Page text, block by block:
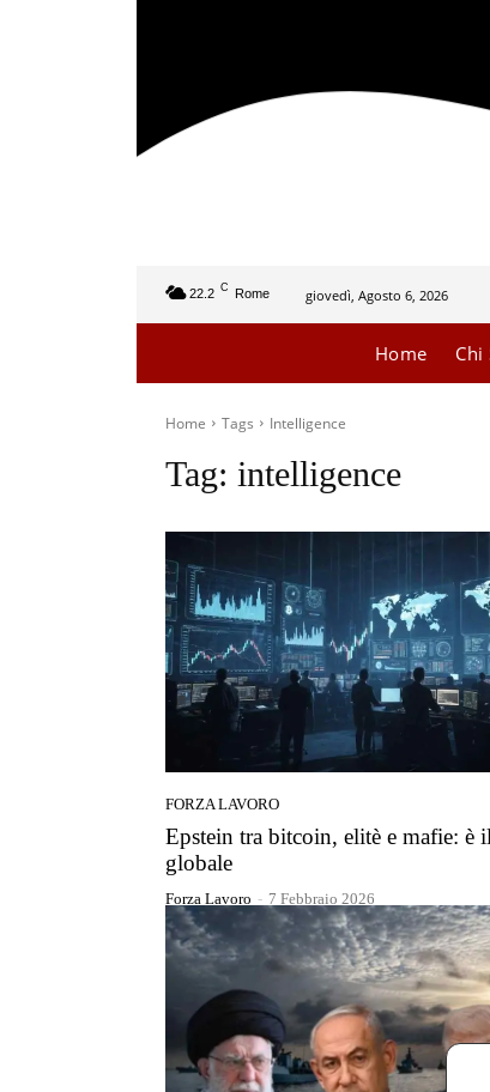
22.2 C Rome giovedì, Agosto 6, 2026
Home Chi
Home Tags Intelligence
Tag: intelligence
FORZA LAVORO
Epstein tra bitcoin, elitè e mafie: è
globale
Forza Lavoro - 7 Febbraio 2026